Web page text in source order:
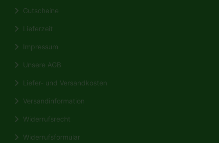
Gutscheine
Lieferzeit
Impressum
Unsere AGB
Liefer- und Versandkosten
Versandinformation
Widerrufsrecht
Widerrufsformular